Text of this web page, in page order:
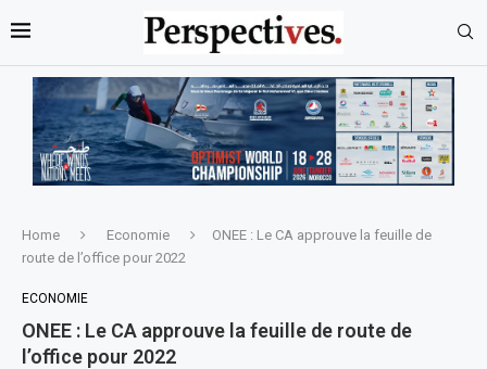
Home Economie
ONEE : Le CA approuve la feuille de
route de l’office pour 2022
ECONOMIE
ONEE : Le CA approuve la feuille de route de
l’office pour 2022